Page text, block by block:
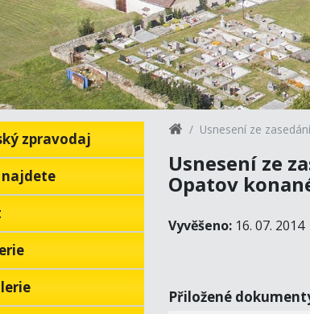
zpravodaj
najdete
Usnesení ze
Usnesení ze
Opatov
Vyvěšeno: 16. 07. 2014
Přiložené